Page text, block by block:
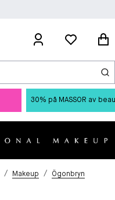
30% på MASSOR av
/ Makeup / Ögonbryn